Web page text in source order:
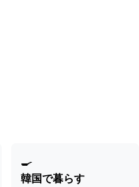
🍳
韓国で暮らす